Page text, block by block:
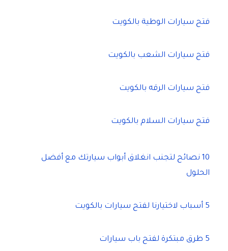
فتح سيارات الوطية بالكويت
فتح سيارات الشعب بالكويت
فتح سيارات الرقه بالكويت
فتح سيارات السلام بالكويت
10 نصائح لتجنب انغلاق أبواب سيارتك مع أفضل
الحلول
5 أسباب لاختيارنا لفتح سيارات بالكويت
5 طرق مبتكرة لفتح باب سيارات